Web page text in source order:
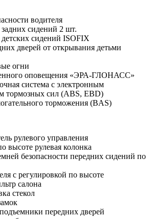
водителя
сидений 2 шт.
сидений ISOFIX
дверей от открывания детьми
огни
оповещения «ЭРА-ГЛОНАСС»
система с электронным
тормозных сил (ABS, EBD)
торможения (BAS)
рулевого управления
высоте рулевая колонка
безопасности передних сидений по
с регулировкой по высоте
салона
стекол
передних дверей